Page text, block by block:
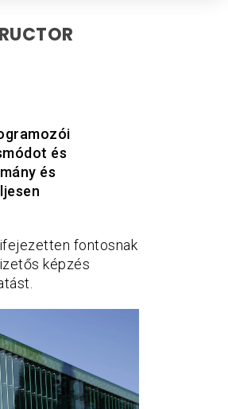
és
és
fontosnak
képzés